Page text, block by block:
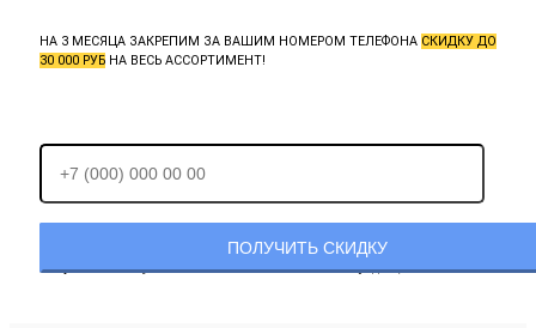
НА 3 МЕСЯЦА ЗАКРЕПИМ ЗА ВАШИМ НОМЕРОМ ТЕЛЕФОНА СКИДКУ ДО
30 000 РУБ НА ВЕСЬ АССОРТИМЕНТ!
Отправляя заявку, Вы соглашаетесь сполитикой конфиденциальности.